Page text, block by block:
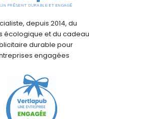
depuis 2014, du
écologique et du cadeau
durable pour
engagées